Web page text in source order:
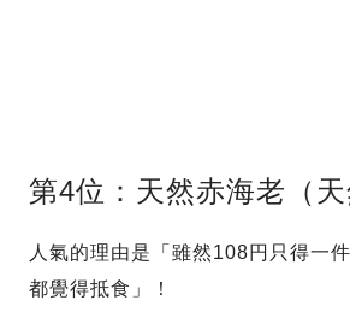
第4位：天然赤海老（天
人氣的理由是「雖然108円只得一
都覺得抵食」！